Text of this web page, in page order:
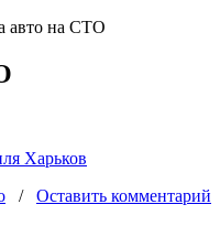
авто на СТО
Харьков
/ Оставить комментарий